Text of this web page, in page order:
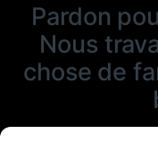
Pardon
Nous
chose de